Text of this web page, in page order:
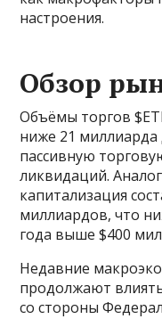
настроения.
Обзор
Объёмы торгов
ниже 21 миллиарда
пассивную
ликвидаций.
капитализация
миллиардов, что
года выше $400
Недавние
продолжают
со стороны